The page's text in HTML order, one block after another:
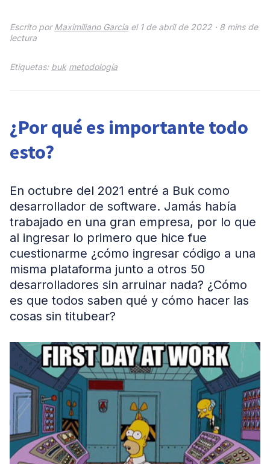
Escrito porMaximiliano Garcia el 1 de abril de 2022 · 8 mins de
lectura
Etiquetas: buk metodología
¿Por qué es importante todo
esto?
En octubre del 2021 entré a Buk como
desarrollador de software. Jamás había
trabajado en una gran empresa, por lo que
al ingresar lo primero que hice fue
cuestionarme ¿cómo ingresar código a una
misma plataforma junto a otros 50
desarrolladores sin arruinar nada? ¿Cómo
es que todos saben qué y cómo hacer las
cosas sin titubear?